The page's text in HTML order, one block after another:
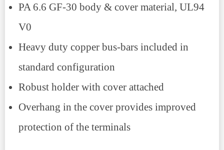
PA 6.6 GF-30 body & cover material, UL94
V0
Heavy duty copper bus-bars included in
standard configuration
Robust holder with cover attached
Overhang in the cover provides improved
protection of the terminals